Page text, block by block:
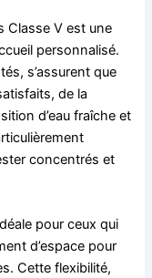
Classe V est une
personnalisé.
s’assurent que
de la
d’eau fraîche et
concentrés et
pour ceux qui
d’espace pour
Cette flexibilité,